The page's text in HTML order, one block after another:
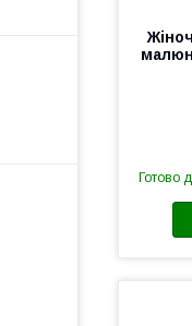
Готово